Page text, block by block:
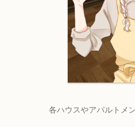
各ハウスやアパルトメ